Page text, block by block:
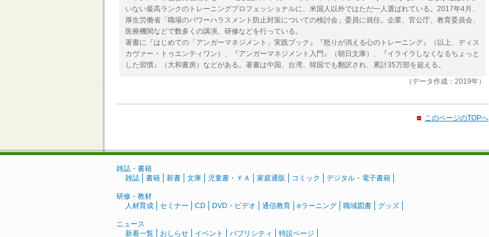
いない最高ランクのトレーニングプロフェッショナルに、米国人以外ではただ一人選ばれている。2017年4月、
厚生労働省「職場のパワーハラスメント防止対策についての検討会」委員に就任。企業、官公庁、教育委員会、
医療機関などで数多くの講演、研修などを行っている。
著書に『はじめての「アンガーマネジメント」実践ブック』『怒りが消える心のトレーニング』（以上、ディス
カヴァー・トゥエンティワン）、『アンガーマネジメント入門』（朝日文庫）、『イライラしなくなるちょっと
した習慣』（大和書房）などがある。著書は中国、台湾、韓国でも翻訳され、累計35万部を超える。
（データ作成：2019年）
このページのTOPへ
雑誌・書籍
雑誌
書籍 新書 文庫 児童書・ＹＡ 家庭通販 コミック デジタル・電子書籍
研修・教材
人材育成
セミナー CD DVD・ビデオ 通信教育 eラーニング 職域図書 グッズ
ニュース
新着一覧
おしらせ イベント パブリシティ 特設ページ